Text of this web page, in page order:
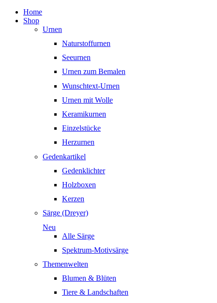
Home
Shop
Urnen
Naturstoffurnen
Seeurnen
Urnen zum Bemalen
Wunschtext-Urnen
Urnen mit Wolle
Keramikurnen
Einzelstücke
Herzurnen
Gedenkartikel
Gedenklichter
Holzboxen
Kerzen
Särge (Dreyer)
Neu
Alle Särge
Spektrum-Motivsärge
Themenwelten
Blumen & Blüten
Tiere & Landschaften